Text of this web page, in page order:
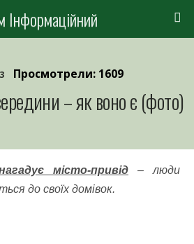
Інформаційний
Просмотрели: 1609
– як воно є (фото)
місто-привід – люди
до своїх домівок.